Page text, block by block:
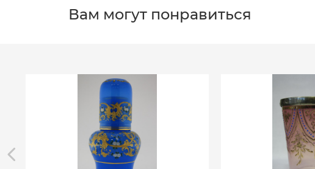
Вам могут понравиться